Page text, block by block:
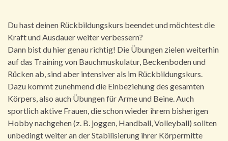
Du hast deinen Rückbildungskurs beendet und möchtest die
Kraft und Ausdauer weiter verbessern?
Dann bist du hier genau richtig! Die Übungen zielen weiterhin
auf das Training von Bauchmuskulatur, Beckenboden und
Rücken ab, sind aber intensiver als im Rückbildungskurs.
Dazu kommt zunehmend die Einbeziehung des gesamten
Körpers, also auch Übungen für Arme und Beine. Auch
sportlich aktive Frauen, die schon wieder ihrem bisherigen
Hobby nachgehen (z. B. joggen, Handball, Volleyball) sollten
unbedingt weiter an der Stabilisierung ihrer Körpermitte